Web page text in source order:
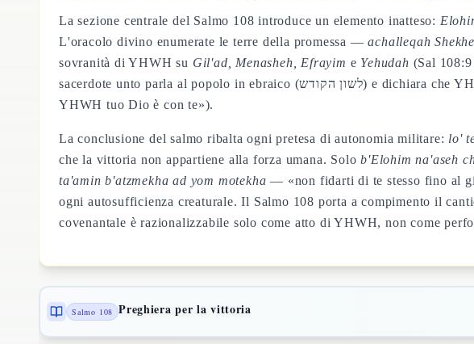
La sezione centrale del Salmo 108 introduce un elemento inatteso:
L'oracolo divino enumerate le terre della promessa —achalleqah
sovranità di YHWH su Gil'ad, Menasheh, Efrayim e Yehudah (Sal
sacerdote unto parla al popolo in ebraico (לשון הקודש) e dichiara che YHWH stesso combatte per Israele, in diretta continuità con Dt 20:1-4 («non li temere, perché
YHWH tuo Dio è con te»).
La conclusione del salmo ribalta ogni pretesa di autonomia militare: lo'
che la vittoria non appartiene alla forza umana. Solob'Elohim na'aseh
ta'amin b'atzmekha ad yom motekha — «non fidarti di te stesso fino al
ogni autosufficienza creaturale. Il Salmo 108 porta a compimento il
covenantale è razionalizzabile solo come atto di YHWH, non come
Salmo 108 Preghiera per la vittoria